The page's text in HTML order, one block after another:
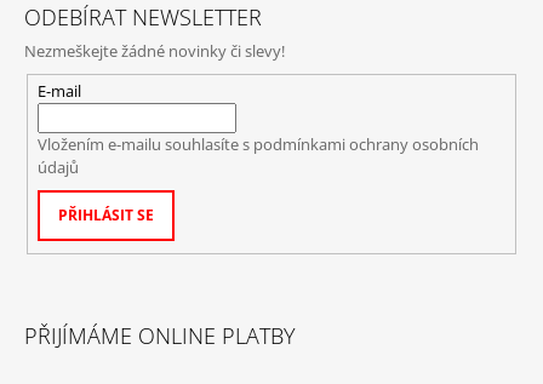
ODEBÍRAT NEWSLETTER
Nezmeškejte žádné novinky či slevy!
E-mail
Vložením e-mailu souhlasíte s podmínkami ochrany osobních
údajů
PŘIHLÁSIT SE
PŘIJÍMÁME ONLINE PLATBY